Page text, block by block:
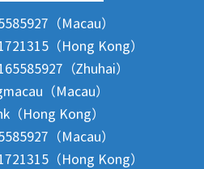
（Macau）
（Hong Kong）
（Zhuhai）
（Macau）
（Hong Kong）
（Macau）
（Hong Kong）